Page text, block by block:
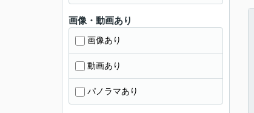
画像・動画あり
画像あり
動画あり
パノラマあり